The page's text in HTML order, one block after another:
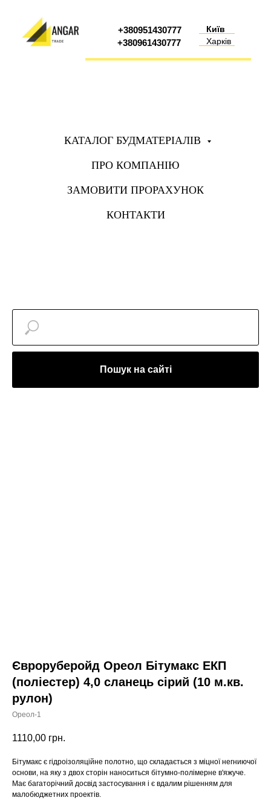
+380961430777
+380951430777
Київ
Харків
КАТАЛОГ БУДМАТЕРІАЛІВ
ПРО КОМПАНІЮ
ЗАМОВИТИ ПРОРАХУНОК
КОНТАКТИ
Пошук на сайті
Євроруберойд Ореол Бітумакс ЕКП
(поліестер) 4,0 сланець сірий (10 м.кв.
рулон)
Ореол-1
1110,00 грн.
Бітумакс є гідроізоляційне полотно, що складається з міцної негниючої
основи, на яку з двох сторін наноситься бітумно-полімерне в'яжуче.
Має багаторічний досвід застосування і є вдалим рішенням для
малобюджетних проектів.